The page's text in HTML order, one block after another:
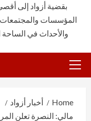
بقضية أزواد إلى
المؤسسات والمجتمعات
والأحداث في الساحة
Primary
Home
أخبار أزواد
مالي: النصرة تعلن